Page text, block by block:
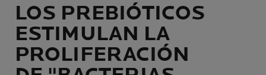
LOS PREBIÓTICOS
ESTIMULAN LA
PROLIFERACIÓN